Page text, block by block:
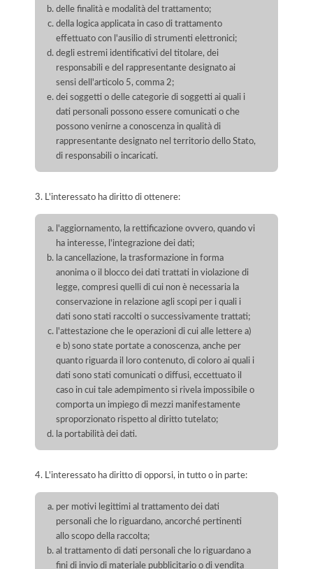
delle finalità e modalità del trattamento;
della logica applicata in caso di trattamento
effettuato con l'ausilio di strumenti elettronici;
degli estremi identificativi del titolare, dei
responsabili e del rappresentante designato ai
sensi dell'articolo 5, comma 2;
dei soggetti o delle categorie di soggetti ai quali i
dati personali possono essere comunicati o che
possono venirne a conoscenza in qualità di
rappresentante designato nel territorio dello Stato,
di responsabili o incaricati.
3. L'interessato ha diritto di ottenere:
l'aggiornamento, la rettificazione ovvero, quando vi
ha interesse, l'integrazione dei dati;
la cancellazione, la trasformazione in forma
anonima o il blocco dei dati trattati in violazione di
legge, compresi quelli di cui non è necessaria la
conservazione in relazione agli scopi per i quali i
dati sono stati raccolti o successivamente trattati;
l'attestazione che le operazioni di cui alle lettere a)
e b) sono state portate a conoscenza, anche per
quanto riguarda il loro contenuto, di coloro ai quali i
dati sono stati comunicati o diffusi, eccettuato il
caso in cui tale adempimento si rivela impossibile o
comporta un impiego di mezzi manifestamente
sproporzionato rispetto al diritto tutelato;
la portabilità dei dati.
4. L'interessato ha diritto di opporsi, in tutto o in parte:
per motivi legittimi al trattamento dei dati
personali che lo riguardano, ancorché pertinenti
allo scopo della raccolta;
al trattamento di dati personali che lo riguardano a
fini di invio di materiale pubblicitario o di vendita